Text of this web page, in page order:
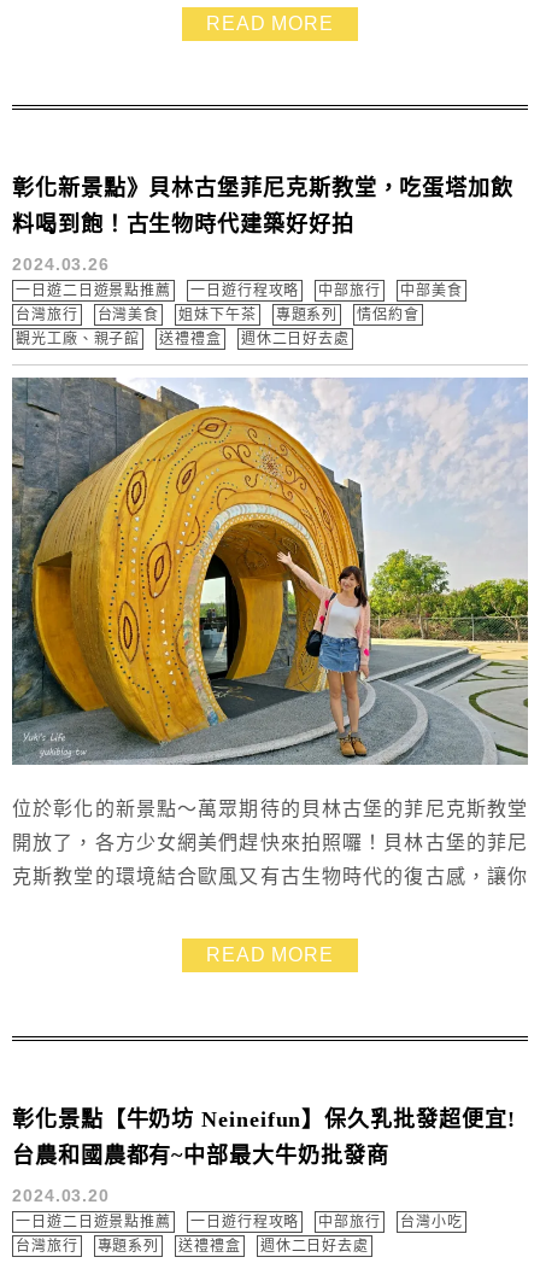
在各地的超仿真古生物雕像，他們可是會發出聲音也會動
的，最近一直刷到古生物奇幻樂園的影片，就來實際玩一
很適合假日帶著孩子一起同遊，增加親子互動哦！
READ MORE
彰化新景點》貝林古堡菲尼克斯教堂，吃蛋塔加飲
料喝到飽！古生物時代建築好好拍
2024.03.26
一日遊二日遊景點推薦 一日遊行程攻略 中部旅行
中部美食
台灣旅行
台灣美食 姐妹下午茶 專題系列
情侶約會
觀光工廠、親子館
送禮禮盒 週休二日好去處
位於彰化的新景點～萬眾期待的貝林古堡的菲尼克斯教堂
開放了，各方少女網美們趕快來拍照囉！貝林古堡的菲尼
克斯教堂的環境結合歐風又有古生物時代的復古感，讓你
彷彿置身歐洲小鎮，這裡還有蛋塔一個+飲料喝到飽只要
150元的套餐組合，黑糖波霸任你加，超適合在午後來品
READ MORE
彰化景點【牛奶坊 Neineifun】保久乳批發超便宜!
台農和國農都有~中部最大牛奶批發商
2024.03.20
一日遊二日遊景點推薦 一日遊行程攻略 中部旅行
台灣小吃
台灣旅行
專題系列 送禮禮盒 週休二日好去處